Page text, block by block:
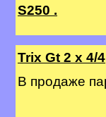
S250 .
Trix Gt 2 х 4/4
В продаже